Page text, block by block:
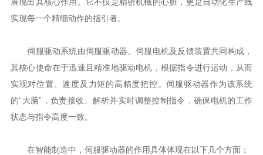
实现每一个精细动作的指引者。
伺服驱动系统由伺服驱动器、伺服电机及反馈装置共同构成，
其核心使命在于迅速且精准地驱动电机，根据指令进行运动，从而
实现对位置、速度及力矩的高精度把控。伺服驱动器作为该系统
的“大脑”，负责接收、解析并实时调整控制指令，确保电机的工作
状态与指令高度一致。
在智能制造中，伺服驱动器的作用具体体现在以下几个方面：